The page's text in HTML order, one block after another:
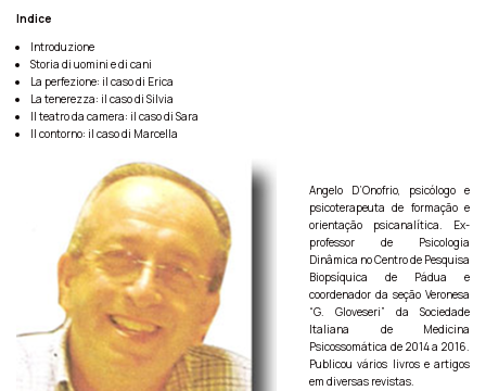
Indice
Introduzione
Storia di uomini e di cani
La perfezione: il caso di Erica
La tenerezza: il caso di Silvia
Il teatro da camera: il caso di Sara
Il contorno: il caso di Marcella
Angelo D’Onofrio, psicólogo e
psicoterapeuta de formação e
orientação psicanalítica. Ex-
professor de Psicologia
Dinâmica no Centro de Pesquisa
Biopsíquica de Pádua e
coordenador da seção Veronesa
“G. Gloveseri” da Sociedade
Italiana de Medicina
Psicossomática de 2014 a 2016.
Publicou vários livros e artigos
em diversas revistas.